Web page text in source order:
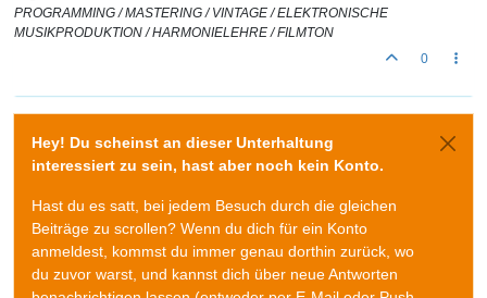
PROGRAMMING / MASTERING / VINTAGE / ELEKTRONISCHE
MUSIKPRODUKTION / HARMONIELEHRE / FILMTON
0
Hey! Du scheinst an dieser Unterhaltung
interessiert zu sein, hast aber noch kein Konto.
Hast du es satt, bei jedem Besuch durch die gleichen
Beiträge zu scrollen? Wenn du dich für ein Konto
anmeldest, kommst du immer genau dorthin zurück, wo
du zuvor warst, und kannst dich über neue Antworten